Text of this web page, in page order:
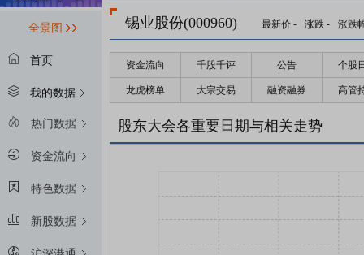
全景图
首页
我的数据
热门数据
资金流向
特色数据
新股数据
锡业股份(000960) 最新价 - 涨跌 - 涨跌
资金流向 千股千评 公告 个股
龙虎榜单 大宗交易 融资融券 高管
股东大会各重要日期与相关走势